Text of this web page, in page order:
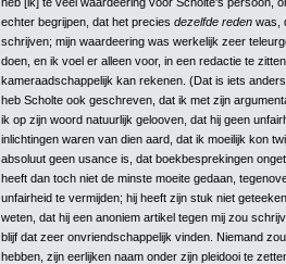
echter begrijpen, dat het precies dezelfde reden was,
schrijven; mijn waardeering was werkelijk zeer
doen, en ik voel er alleen voor, in een redactie te
kameraadschappelijk kan rekenen. (Dat is iets
heb Scholte ook geschreven, dat ik met zijn
ik op zijn woord natuurlijk gelooven, dat hij geen
inlichtingen waren van dien aard, dat ik moeilijk kon
absoluut geen usance is, dat boekbesprekingen
heeft dan toch niet de minste moeite gedaan,
unfairheid te vermijden; hij heeft zijn stuk niet
weten, dat hij een anoniem artikel tegen mij zou
blijf dat zeer onvriendschappelijk vinden. Niemand
hebben, zijn eerlijken naam onder zijn pleidooi te